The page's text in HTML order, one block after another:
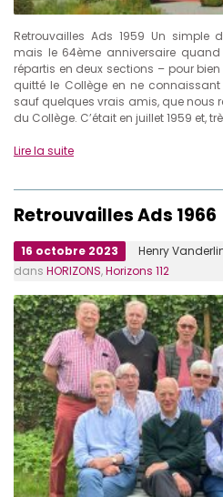
Retrouvailles Ads 1959 Un simple
mais le 64ème anniversaire
répartis en deux sections – pour
quitté le Collège en ne
sauf quelques vrais amis, que nous
du Collège. C’était en juillet 1959 et,
Lire la suite
Retrouvailles Ads 1966
16 octobre 2023 Henry
dans HORIZONS,Horizons 112